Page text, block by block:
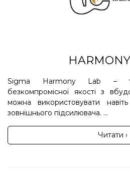
Sigma Harmony Lab –
безкомпромісної якості з
можна використовувати
зовнішнього підсилювача. ...
Читати ›